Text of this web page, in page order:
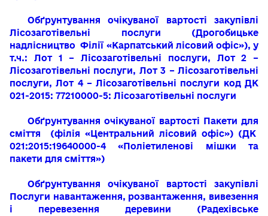
Обґрунтування очікуваної вартості закупівлі
Лісозаготівельні послуги (Дрогобицьке
надлісництво Філії «Карпатський лісовий офіс»),у
т.ч.: Лот 1 – Лісозаготівельні послуги, Лот 2 –
Лісозаготівельні послуги, Лот 3 – Лісозаготівельні
послуги, Лот 4 – Лісозаготівельні послуги код ДК
021-2015: 77210000-5: Лісозаготівельні послуги
Обґрунтування очікуваної вартості Пакети для
сміття
(філія «Центральний лісовий офіс») (ДК
021:2015:19640000-4 «Поліетиленові мішки та
пакети для сміття»)
Обґрунтування очікуваної вартості закупівлі
Послуги навантаження, розвантаження, вивезення
і перевезення деревини (Радехівське